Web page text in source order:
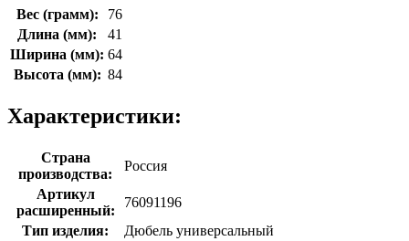
Вес (грамм):
76
Длина (мм):
41
Ширина (мм): 64
Высота (мм): 84
Характеристики:
Страна
производства:
Россия
Артикул
расширенный:
76091196
Тип изделия:
Дюбель универсальный